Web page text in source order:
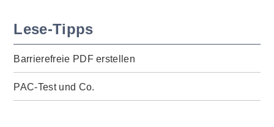
Lese-Tipps
Barrierefreie PDF erstellen
PAC-Test und Co.